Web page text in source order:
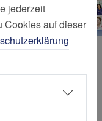
jederzeit
Cookies auf dieser